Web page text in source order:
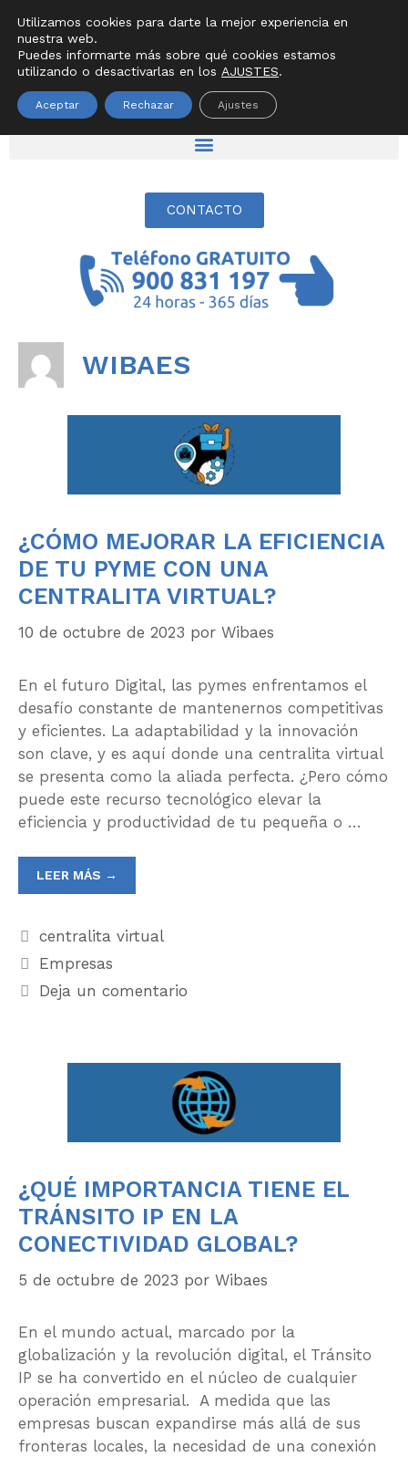
SECCIONES
CONTACTO
WIBAES
¿CÓMO MEJORAR LA EFICIENCIA
DE TU PYME CON UNA
CENTRALITA VIRTUAL?
10 de octubre de 2023 por Wibaes
En el futuro Digital, las pymes enfrentamos el
desafío constante de mantenernos competitivas
y eficientes. La adaptabilidad y la innovación
son clave, y es aquí donde una centralita virtual
se presenta como la aliada perfecta. ¿Pero cómo
puede este recurso tecnológico elevar la
eficiencia y productividad de tu pequeña o …
LEER MÁS →
centralita virtual
Empresas
Deja un comentario
¿QUÉ IMPORTANCIA TIENE EL
TRÁNSITO IP EN LA
CONECTIVIDAD GLOBAL?
5 de octubre de 2023 por Wibaes
En el mundo actual, marcado por la
globalización y la revolución digital, el Tránsito
IP se ha convertido en el núcleo de cualquier
operación empresarial. A medida que las
empresas buscan expandirse más allá de sus
fronteras locales, la necesidad de una conexión
Utilizamos cookies para darte la mejor experiencia en
nuestra web.
Puedes informarte más sobre qué cookies estamos
utilizando o desactivarlas en los AJUSTES.
Aceptar Rechazar Ajustes